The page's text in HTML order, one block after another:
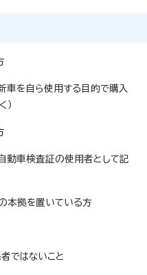
車を自ら使用する目的で購入
）
自動車検査証の使用者として記
本拠を置いている方
ではないこと